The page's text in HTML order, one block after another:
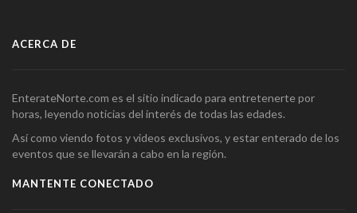
ACERCA DE
EnterateNorte.com es el sitio indicado para entretenerte por
horas, leyendo noticias del interés de todas las edades.
Así como viendo fotos y videos exclusivos, y estar enterado de los
eventos que se llevarán a cabo en la región.
MANTENTE CONECTADO